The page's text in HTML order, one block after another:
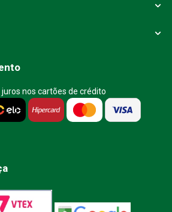
nos cartões de crédito